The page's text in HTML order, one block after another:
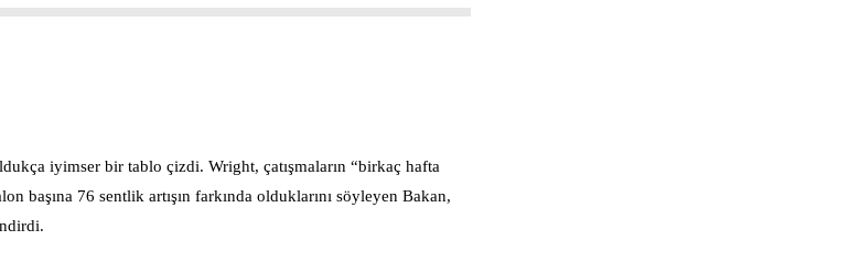
iyimser bir tablo çizdi. Wright, çatışmaların “birkaç hafta
başına 76 sentlik artışın farkında olduklarını söyleyen Bakan,